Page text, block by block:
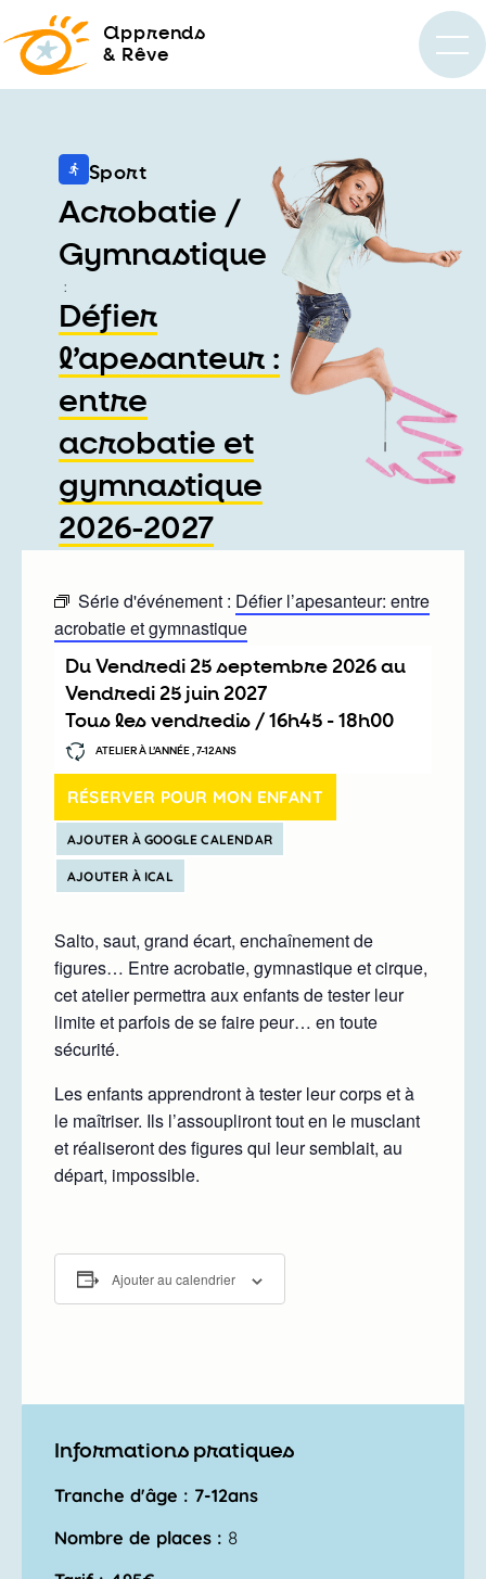
apprends
& Rêve
Sport
Acrobatie /
Gymnastique
:
Défier
l’apesanteur :
entre
acrobatie et
gymnastique
2026-2027
Série d'événement : Défier l’apesanteur: entre
acrobatie et gymnastique
Du vendredi 25 septembre 2026au
vendredi 25 juin 2027
Tous les vendredis / 16h45 - 18h00
ATELIER À L’ANNÉE , 7-12ANS
RÉSERVER POUR MON ENFANT
AJOUTER À GOOGLE CALENDAR
AJOUTER À ICAL
Salto, saut, grand écart, enchaînement de
figures… Entre acrobatie, gymnastique et cirque,
cet atelier permettra aux enfants de tester leur
limite et parfois de se faire peur… en toute
sécurité.
Les enfants apprendront à tester leur corps et à
le maîtriser. Ils l’assoupliront tout en le musclant
et réaliseront des figures qui leur semblait, au
départ, impossible.
Ajouter au calendrier
Informations pratiques
Tranche d'âge : 7-12ans
Nombre de places : 8